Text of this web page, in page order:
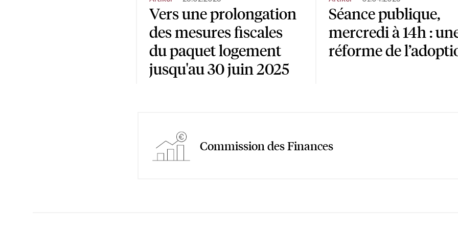
Vers une prolongation
des mesures fiscales
du paquet logement
jusqu'au 30 juin 2025
Séance publique,
mercredi à 14h :
réforme de
Commission des Finances